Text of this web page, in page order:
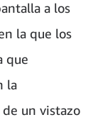
a los
la que los
que
la
un vistazo